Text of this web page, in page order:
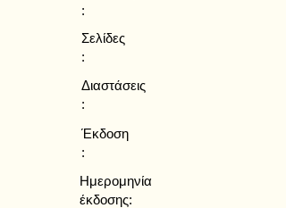
:
Σελίδες
:
Διαστάσεις
:
Έκδοση
:
Ημερομηνία
έκδοσης: